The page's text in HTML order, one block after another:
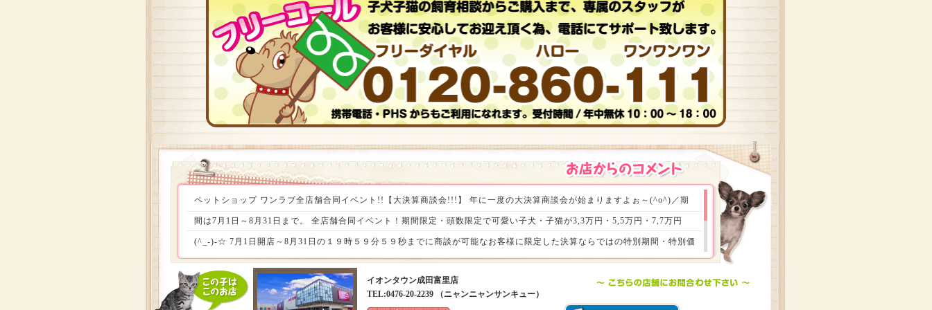
ペットショップ ワンラブ全店舗合同イベント!!【大決算商談会!!!】 年に一度の大決算商談会が始まりますよぉ～(^o^)／期
間は7月1日～8月31日まで。 全店舗合同イベント！期間限定・頭数限定で可愛い子犬・子猫が3,3万円・5,5万円・7,7万円
(^_-)-☆ 7月1日開店～8月31日の１９時５９分５９秒までに商談が可能なお客様に限定した決算ならではの特別期間・特別価
格(〃^∇^)o_彡 さらに特売商品や小動物コーナー・アクアコーナーでもお得がいっぱい!! さっそく家族会議をして頂き、財
務大臣の奥様に決議して頂きまして、ぜひぜひ全国のワンラブへご来店ください(⌒▽⌒)ゞ １年間で最もお得ができる瞬
間!!この機会、お見逃しなく(^o^)／
イオンタウン成田富里店
TEL:0476-20-2239 （ニャンニャンサンキュー）